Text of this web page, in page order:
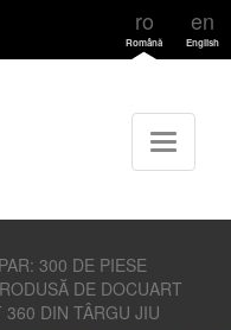
ro
Română
en
English
300 DE PIESE
DE DOCUART
360 DIN TÂRGU JIU